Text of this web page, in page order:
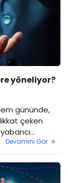
yöneliyor?
gününde,
çeken
yabancı
çıkışlar
Devamını Gör